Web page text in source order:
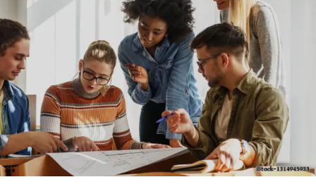
Kein Ding ohne ING.
Ingenieurkammer-Bau NRW
Willkommen bei der Kammer
Aufgaben
Gremien
Geschäftsstelle
Mitgliedschaft
Veranstaltungsformate
Unsere Publikationen